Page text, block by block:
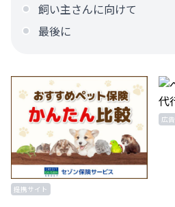
飼い主さんに向けて
最後に
提携サイト
広告